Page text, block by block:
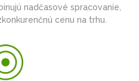
nadčasové spracovanie,
cenu na trhu.